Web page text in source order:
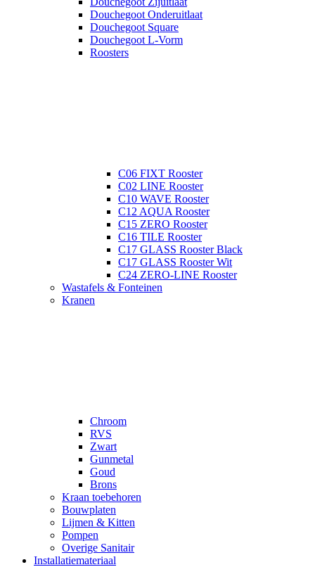
Douchegoot Onderuitlaat
Douchegoot Square
Douchegoot L-Vorm
Roosters
C06 FIXT Rooster
C02 LINE Rooster
C10 WAVE Rooster
C12 AQUA Rooster
C15 ZERO Rooster
C16 TILE Rooster
C17 GLASS Rooster Black
C17 GLASS Rooster Wit
C24 ZERO-LINE Rooster
Wastafels & Fonteinen
Kranen
Chroom
RVS
Zwart
Gunmetal
Goud
Brons
Kraan toebehoren
Bouwplaten
Lijmen & Kitten
Pompen
Overige Sanitair
Installatiemateriaal